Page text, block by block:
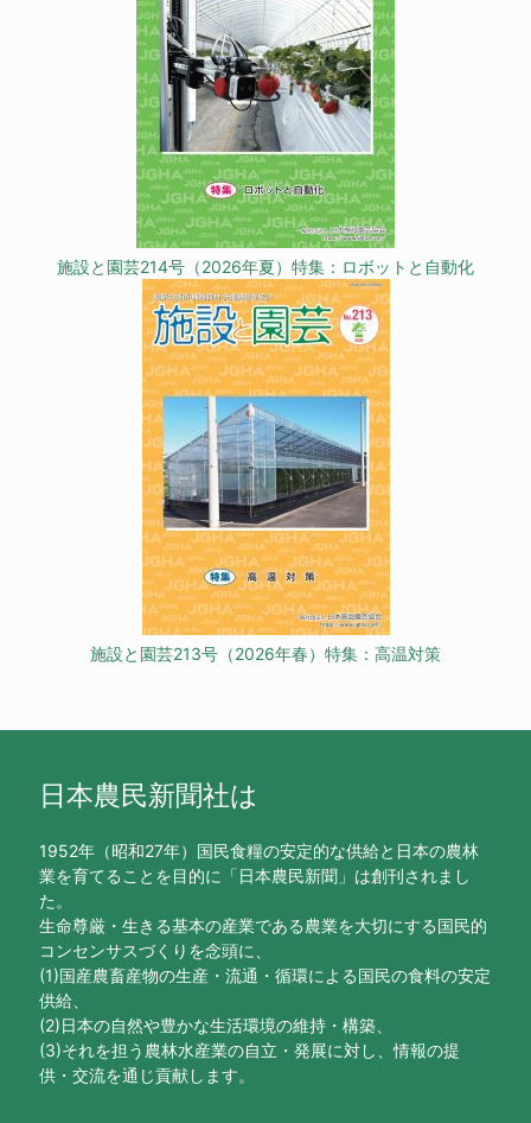
施設と園芸214号（2026年夏）特集：ロボットと自動化
施設と園芸213号（2026年春）特集：高温対策
日本農民新聞社は
1952年（昭和27年）国民食糧の安定的な供給と日本の農林
業を育てることを目的に「日本農民新聞」は創刊されまし
た。
生命尊厳・生きる基本の産業である農業を大切にする国民的
コンセンサスづくりを念頭に、
(1)国産農畜産物の生産・流通・循環による国民の食料の安定
供給、
(2)日本の自然や豊かな生活環境の維持・構築、
(3)それを担う農林水産業の自立・発展に対し、情報の提
供・交流を通じ貢献します。